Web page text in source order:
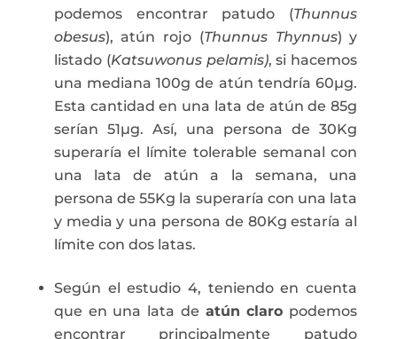
podemos encontrar patudo (Thunnus
obesus), atún rojo (Thunnus Thynnus) y
listado (Katsuwonus pelamis), si hacemos
una mediana 100g de atún tendría 60µg.
Esta cantidad en una lata de atún de 85g
serían 51µg. Así, una persona de 30Kg
superaría el límite tolerable semanal con
una lata de atún a la semana, una
persona de 55Kg la superaría con una lata
y media y una persona de 80Kg estaría al
límite con dos latas.
Según el estudio 4, teniendo en cuenta
que en una lata de atún claro podemos
encontrar principalmente patudo